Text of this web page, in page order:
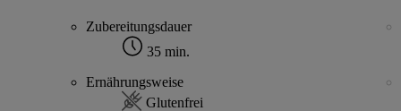
Zubereitungsdauer
35 min.
Ernährungsweise
Glutenfrei